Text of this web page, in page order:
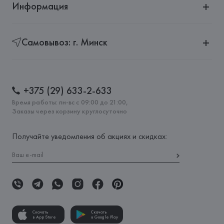
Информация
Самовывоз: г. Минск
+375 (29) 633-2-633
Время работы: пн-вс с 09:00 до 21:00,
Заказы через корзину круглосуточно
Получайте уведомления об акциях и скидках:
Скачать
в App Store
Скачать
в Google Play